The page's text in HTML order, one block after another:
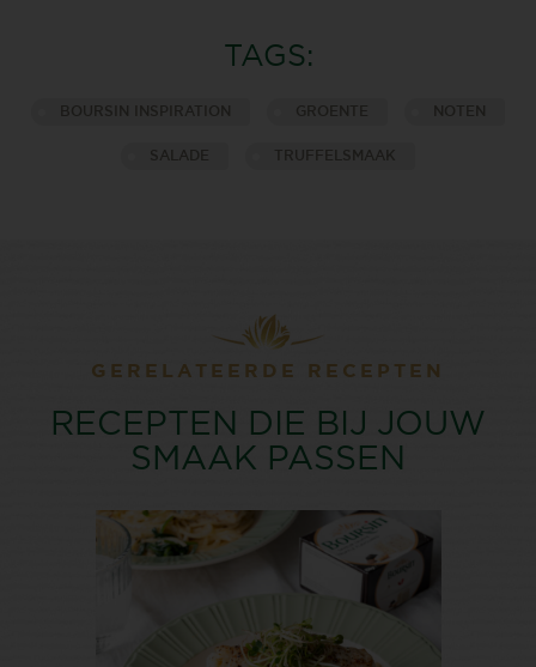
TAGS:
BOURSIN INSPIRATION GROENTE NOTEN
SALADE TRUFFELSMAAK
GERELATEERDE RECEPTEN
RECEPTEN DIE BIJ JOUW
SMAAK PASSEN